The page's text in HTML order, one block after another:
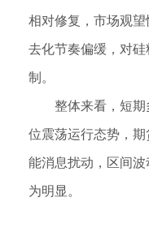
相对修复，市场观
去化节奏偏缓，对
制。
整体来看，短
位震荡运行态势，
能消息扰动，区间
为明显。